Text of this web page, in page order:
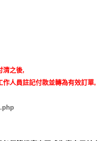
清之後,
人員註記付款並轉為有效訂單,